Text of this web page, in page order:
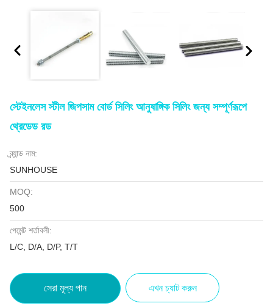
স্টেইনলেস স্টীল জিপসাম বোর্ড সিলিং আনুষাঙ্গিক সিলিং জন্য সম্পূর্ণরূপে
থ্রেডেড রড
ব্র্যান্ড নাম:
SUNHOUSE
MOQ:
500
পেমেন্ট শর্তাবলী:
L/C, D/A, D/P, T/T
সেরা মূল্য পান এখন চ্যাট করুন